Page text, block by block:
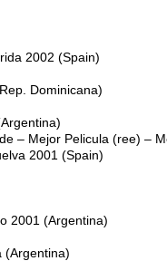
2002 (Spain)
Dominicana)
– Mejor Pelicula (ree) –
2001 (Spain)
2001 (Argentina)
(Argentina)